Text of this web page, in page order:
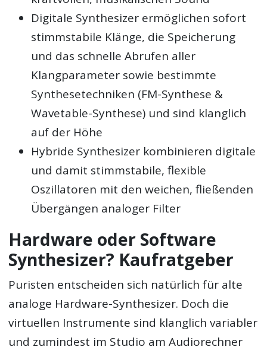
Digitale Synthesizer ermöglichen sofort
stimmstabile Klänge, die Speicherung
und das schnelle Abrufen aller
Klangparameter sowie bestimmte
Synthesetechniken (FM-Synthese &
Wavetable-Synthese) und sind klanglich
auf der Höhe
Hybride Synthesizer kombinieren digitale
und damit stimmstabile, flexible
Oszillatoren mit den weichen, fließenden
Übergängen analoger Filter
Hardware oder Software
Synthesizer? Kaufratgeber
Puristen entscheiden sich natürlich für alte
analoge Hardware-Synthesizer. Doch die
virtuellen Instrumente sind klanglich variabler
und zumindest im Studio am Audiorechner